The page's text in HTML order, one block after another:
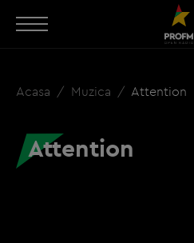
Acasa Muzica Attention
Attention